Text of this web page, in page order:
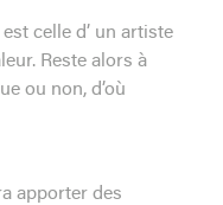
celle d’ un artiste
Reste alors à
ou non, d’où
apporter des